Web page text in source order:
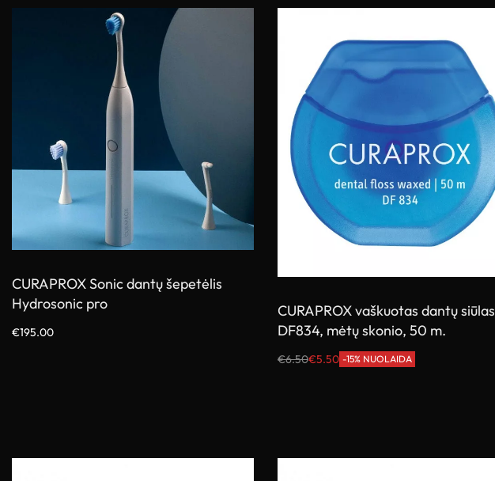
CURAPROX Sonic dantų šepetėlis
Hydrosonic pro
€195.00
CURAPROX vaškuotas dantų siūlas
DF834, mėtų skonio, 50 m.
€6.50€5.50 -15% NUOLAIDA